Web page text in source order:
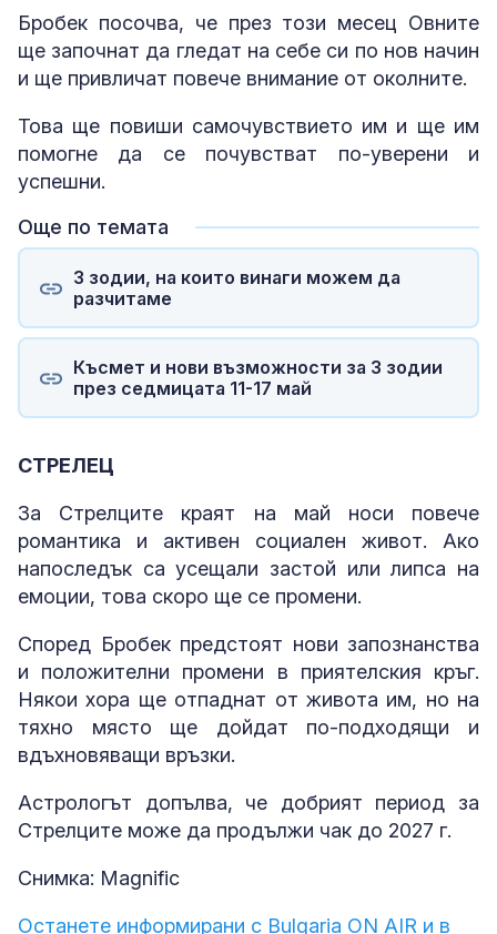
Бробек посочва, че през този месец Овните
ще започнат да гледат на себе си по нов начин
и ще привличат повече внимание от околните.
Това ще повиши самочувствието им и ще им
помогне да се почувстват по-уверени и
успешни.
Още по темата
3 зодии, на които винаги можем да
разчитаме
Късмет и нови възможности за 3 зодии
през седмицата 11-17 май
СТРЕЛЕЦ
За Стрелците краят на май носи повече
романтика и активен социален живот. Ако
напоследък са усещали застой или липса на
емоции, това скоро ще се промени.
Според Бробек предстоят нови запознанства
и положителни промени в приятелския кръг.
Някои хора ще отпаднат от живота им, но на
тяхно място ще дойдат по-подходящи и
вдъхновяващи връзки.
Астрологът допълва, че добрият период за
Стрелците може да продължи чак до 2027 г.
Снимка: Magnific
Останете информирани с Bulgaria ON AIR и в